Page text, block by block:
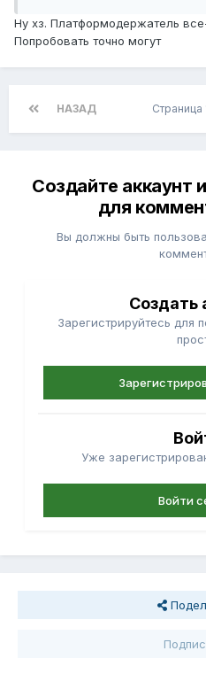
Ну хз. Платформодержатель
Попробовать точно могут
НАЗАД Страница
Создайте аккаунт
для
Вы должны быть
Создать
Зарегистрируйтесь для
Уже
Войти